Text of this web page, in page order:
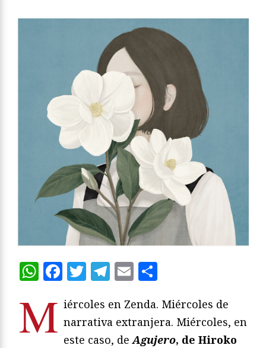
WhatsApp
Facebook
Twitter
Telegram
Email
M iércoles en Zenda. Miércoles de
narrativa extranjera. Miércoles, en
este caso, deAgujero, de Hiroko